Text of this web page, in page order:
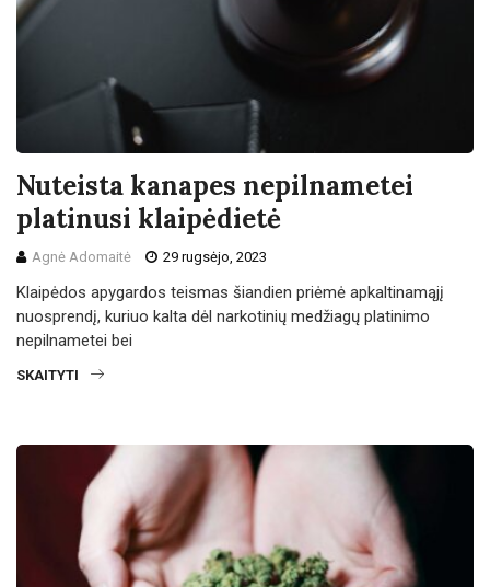
Nuteista kanapes nepilnametei
platinusi klaipėdietė
Agnė Adomaitė 29 rugsėjo, 2023
Klaipėdos apygardos teismas šiandien priėmė apkaltinamąjį
nuosprendį, kuriuo kalta dėl narkotinių medžiagų platinimo
nepilnametei bei
SKAITYTI